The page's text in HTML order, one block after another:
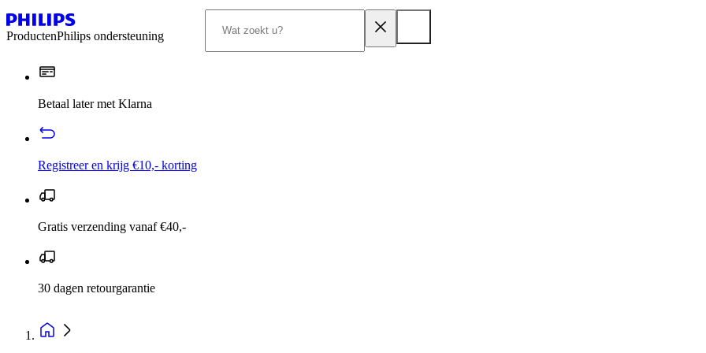
ProductenPhilips ondersteuning
Betaal later met Klarna
Registreer en krijg €10,- korting
Gratis verzending vanaf €40,-
30 dagen retourgarantie